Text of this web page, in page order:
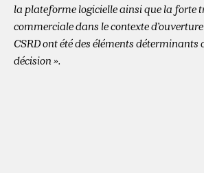
la plateforme logicielle ainsi que la forte
commerciale dans le contexte
CSRD ont été des éléments déterminants
décision ».